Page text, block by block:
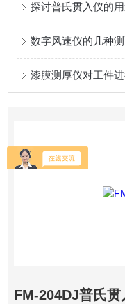
探讨普氏贯入仪的
数字风速仪的几种
漆膜测厚仪对工件
FM-204DJ普氏贯